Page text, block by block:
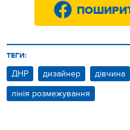
ТЕГИ:
ДНР дизайнер дівчина
лінія розмежування